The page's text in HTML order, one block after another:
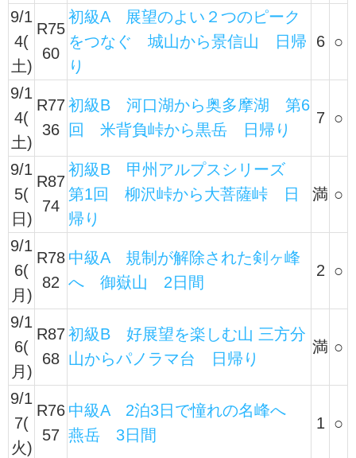
9/1
4(
土)
R75
60
初級A 展望のよい２つのピーク
をつなぐ 城山から景信山 日帰
り
6 ○
9/1
4(
土)
R77
36
初級B 河口湖から奥多摩湖 第6
回 米背負峠から黒岳 日帰り
7 ○
9/1
5(
日)
R87
74
初級B 甲州アルプスシリーズ
第1回 柳沢峠から大菩薩峠 日
帰り
満 ○
9/1
6(
月)
R78
82
中級A 規制が解除された剣ヶ峰
へ 御嶽山 2日間
2 ○
9/1
6(
月)
R87
68
初級B 好展望を楽しむ山 三方分
山からパノラマ台 日帰り
満 ○
9/1
7(
火)
R76
57
中級A 2泊3日で憧れの名峰へ
燕岳 3日間
1 ○